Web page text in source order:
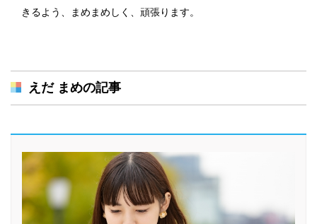
きるよう、まめまめしく、頑張ります。
えだ まめの記事